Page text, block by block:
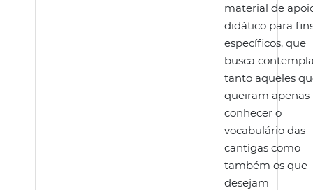
material de
didático para
específicos, que
busca
tanto aqueles
queiram apenas
conhecer o
vocabulário das
cantigas como
também os que
desejam